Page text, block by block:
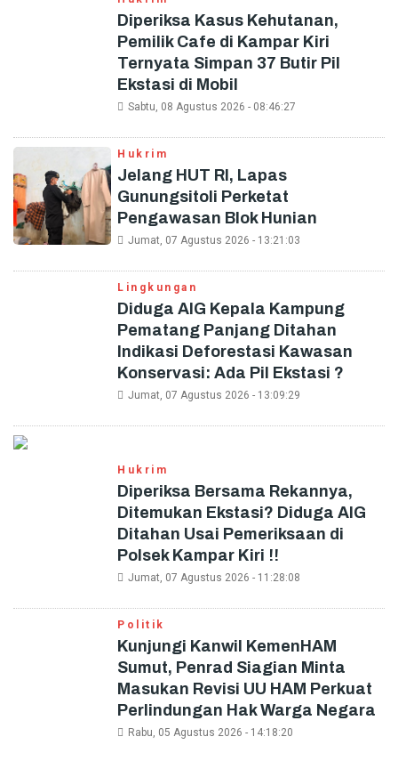
Diperiksa Kasus Kehutanan,
Pemilik Cafe di Kampar Kiri
Ternyata Simpan 37 Butir Pil
Ekstasi di Mobil
Sabtu, 08 Agustus 2026 - 08:46:27
Hukrim
Jelang HUT RI, Lapas
Gunungsitoli Perketat
Pengawasan Blok Hunian
Jumat, 07 Agustus 2026 - 13:21:03
Lingkungan
Diduga AIG Kepala Kampung
Pematang Panjang Ditahan
Indikasi Deforestasi Kawasan
Konservasi: Ada Pil Ekstasi ?
Jumat, 07 Agustus 2026 - 13:09:29
Hukrim
Diperiksa Bersama Rekannya,
Ditemukan Ekstasi? Diduga AIG
Ditahan Usai Pemeriksaan di
Polsek Kampar Kiri !!
Jumat, 07 Agustus 2026 - 11:28:08
Politik
Kunjungi Kanwil KemenHAM
Sumut, Penrad Siagian Minta
Masukan Revisi UU HAM Perkuat
Perlindungan Hak Warga Negara
Rabu, 05 Agustus 2026 - 14:18:20